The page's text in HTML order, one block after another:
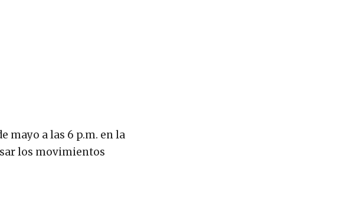
mayo a las 6 p.m. en la
los movimientos